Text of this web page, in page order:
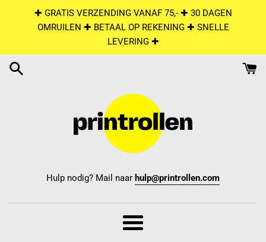
✚ GRATIS VERZENDING VANAF 75,- ✚ 30 DAGEN
OMRUILEN ✚ BETAAL OP REKENING ✚ SNELLE
LEVERING ✚
Hulp nodig? Mail naar hulp@printrollen.com
Menu